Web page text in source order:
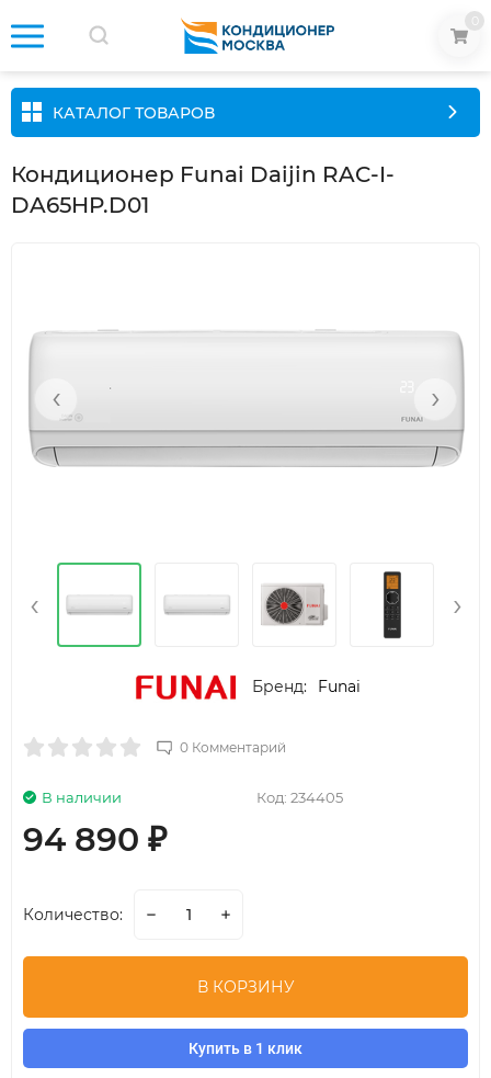
КАТАЛОГ ТОВАРОВ
Кондиционер Funai Daijin RAC-I-
DA65HP.D01
‹ ›
‹ ›
Бренд: Funai
0 Комментарий
Код: 234405
В наличии
94 890 ₽
Количество:
В КОРЗИНУ
Купить в 1 клик